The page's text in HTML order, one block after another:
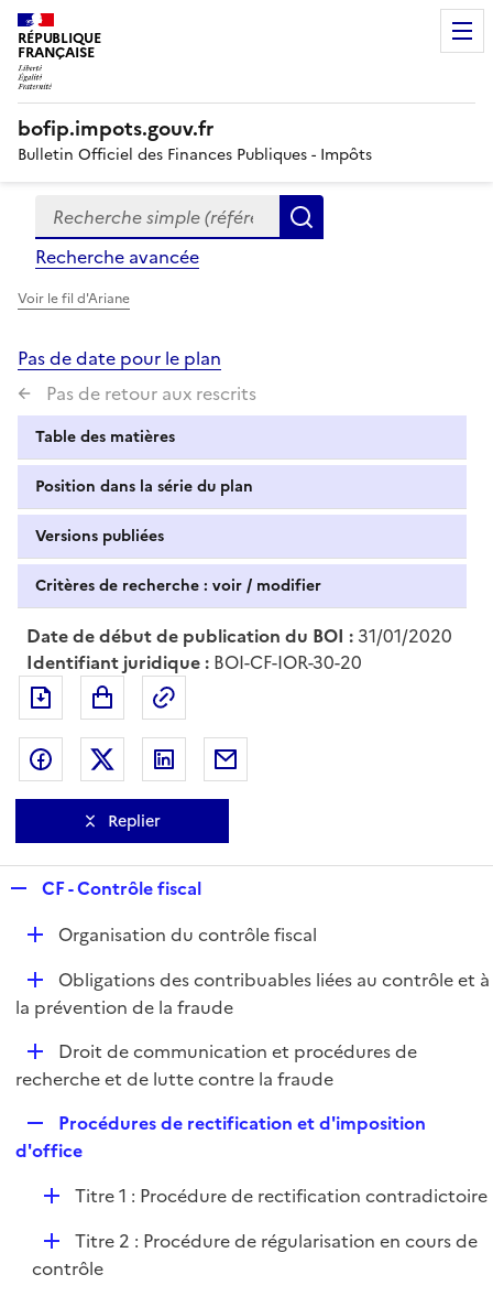
RÉPUBLIQUE
FRANÇAISE
bofip.impots.gouv.fr
Bulletin Officiel des Finances Publiques - Impôts
Formulaire
de
recherche
Recherche simple (références, mots clés, partie du
Recherche avancée
Voir le fil d'Ariane
Pas de date pour le plan
Pas de retour aux rescrits
Table des matières
Position dans la série du plan
Versions publiées
Critères de recherche : voir / modifier
Date de début de publication du BOI : 31/01/2020
Identifiant juridique : BOI-CF-IOR-30-20
Exporter le document au format pdf
Partager sur Facebook
Partager sur Twitter
Partager sur LinkedIn
Replier
p
l
i
e
r
CF - Contrôle fiscal
D
l
r
Organisation du contrôle fiscal
D
é
i
r
Obligations des contribuables liées au contrôle et à
la prévention de la fraude
D
é
i
e
r
Droit de communication et procédures de
recherche et de lutte contre la fraude
e
l
i
e
r
Procédures de rectification et d'imposition
d'office
D
l
Titre 1 : Procédure de rectification contradictoire
D
é
Titre 2 : Procédure de régularisation en cours de
contrôle